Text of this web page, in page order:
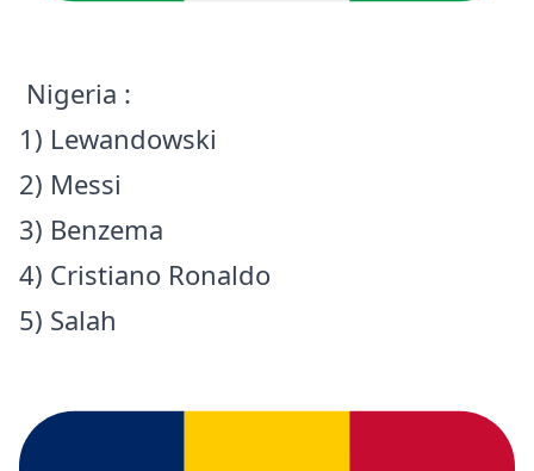
Nigeria :
1) Lewandowski
2) Messi
3) Benzema
4) Cristiano Ronaldo
5) Salah